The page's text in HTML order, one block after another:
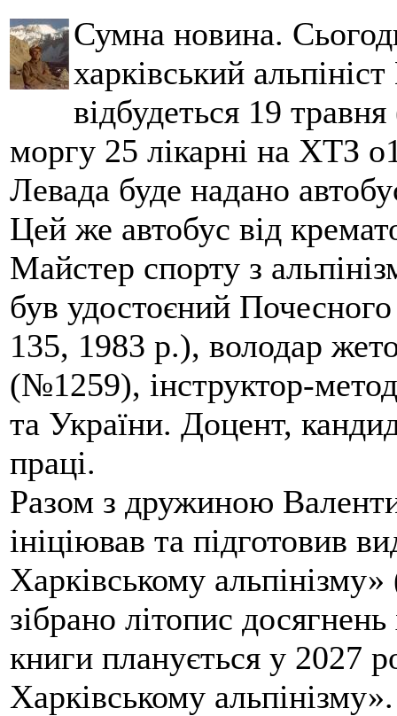
Сумна новина.
харківський
відбудеться 19
моргу 25 лікарні на ХТЗ
Левада буде надано
Цей же автобус від
Майстер спорту з
був удостоєний
135, 1983 р.), володар
(№1259), інструктор-
та України. Доцент,
праці.
Разом з дружиною
ініціював та підготовив
Харківському
зібрано літопис
книги планується у 2027
Харківському альпінізму».